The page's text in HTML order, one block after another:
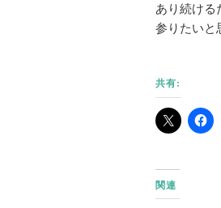
あり続ける
参りたいと
共有:
関連